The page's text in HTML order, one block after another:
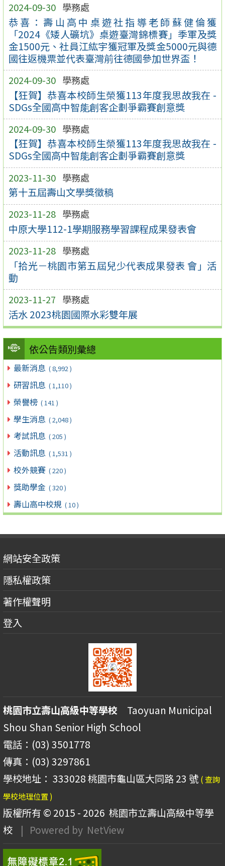
2024-09-30 學務處
恭喜：壽山高中桌遊社指導老師蘇健倫獲
「2024《矮人礦坑》桌遊臺灣錦標賽」季軍及獎
金1500元、社員江紘宇獲冠軍及獎金5000元與德
國往返機票並代表臺灣前往德國參加世界盃！
2024-09-30 學務處
【狂賀】恭喜本校師生榮獲113年度我思故我在 -
SDGs全國高中智能創客企劃爭霸賽創意獎
2024-09-30 學務處
【狂賀】恭喜本校師生榮獲113年度我思故我在 -
SDGs全國高中智能創客企劃爭霸賽創意獎
2023-11-30 學務處
第十五屆壽山文學獎徵稿
2023-11-28 學務處
中原大學112-1學期服務學習課程成果發表會
2023-11-28 學務處
「拾光－桃園市第五屆兒少代表成果發表 會」活
動
2023-11-27 學務處
活水 2023桃園國際水彩雙年展
依公告類別彙總
最新消息 ( 8,992 )
研習訊息 ( 1,110 )
榮譽榜 ( 141 )
學生消息 ( 2,048 )
考試訊息 ( 205 )
活動訊息 ( 1,531 )
校外競賽 ( 220 )
獎助學金 ( 320 )
壽山高中校規 ( 10 )
網站安全政策
隱私權政策
著作權聲明
登入
桃園市立壽山高級中等學校 Taoyuan Municipal
Shou Shan Senior High School
電話：(03) 3501778
傳真：(03) 3297861
學校地址： 333028 桃園市龜山區大同路 23 號 ( 查詢
學校地理位置 )
版權所有 © 2015 - 2026 桃園市立壽山高級中等學
校
| Powered by NetView